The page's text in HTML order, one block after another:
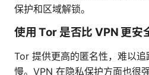
保护和区域解锁。
使用 Tor 是否比 VPN 更安
Tor 提供更高的匿名性，难以
慢。VPN 在隐私保护方面也很